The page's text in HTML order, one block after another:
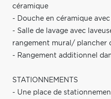
céramique
- Douche en céramique
- Salle de lavage avec
rangement mural/ plancher
- Rangement additionnel
STATIONNEMENTS
- Une place de